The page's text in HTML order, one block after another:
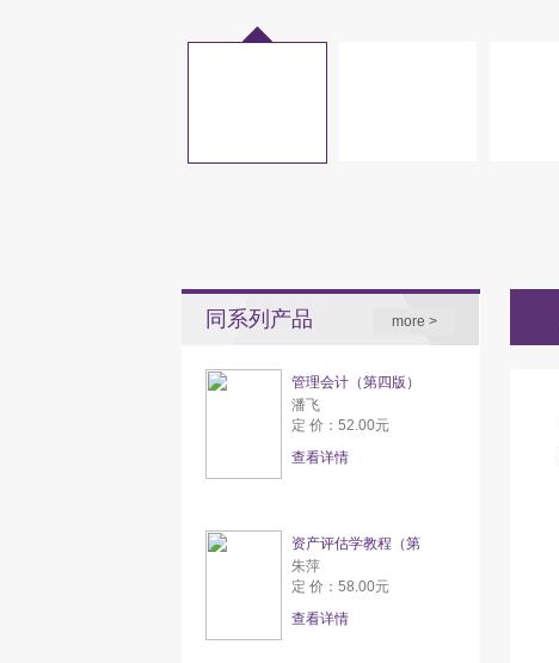
同系列产品 more >
管理会计（第四版）
潘飞
定 价：52.00元
查看详情
资产评估学教程（第
朱萍
定 价：58.00元
查看详情